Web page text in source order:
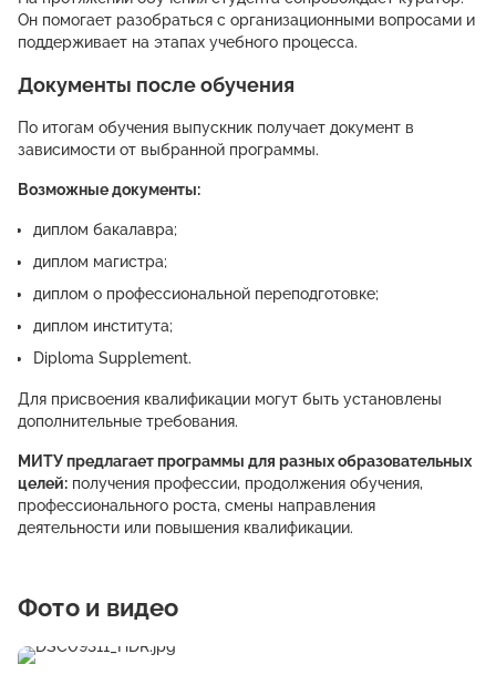
Он помогает разобраться с организационными вопросами и
поддерживает на этапах учебного процесса.
Документы после обучения
По итогам обучения выпускник получает документ в
зависимости от выбранной программы.
Возможные документы:
диплом бакалавра;
диплом магистра;
диплом о профессиональной переподготовке;
диплом института;
Diploma Supplement.
Для присвоения квалификации могут быть установлены
дополнительные требования.
МИТУ предлагает программы для разных образовательных
целей: получения профессии, продолжения обучения,
профессионального роста, смены направления
деятельности или повышения квалификации.
Фото и видео